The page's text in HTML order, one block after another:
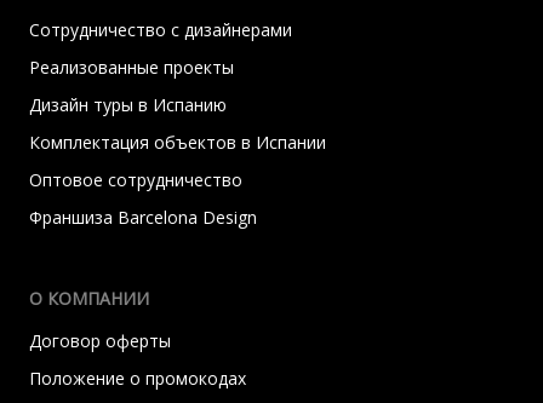
Сотрудничество с дизайнерами
Реализованные проекты
Дизайн туры в Испанию
Комплектация объектов в Испании
Оптовое сотрудничество
Франшиза Barcelona Design
О КОМПАНИИ
Договор оферты
Положение о промокодах